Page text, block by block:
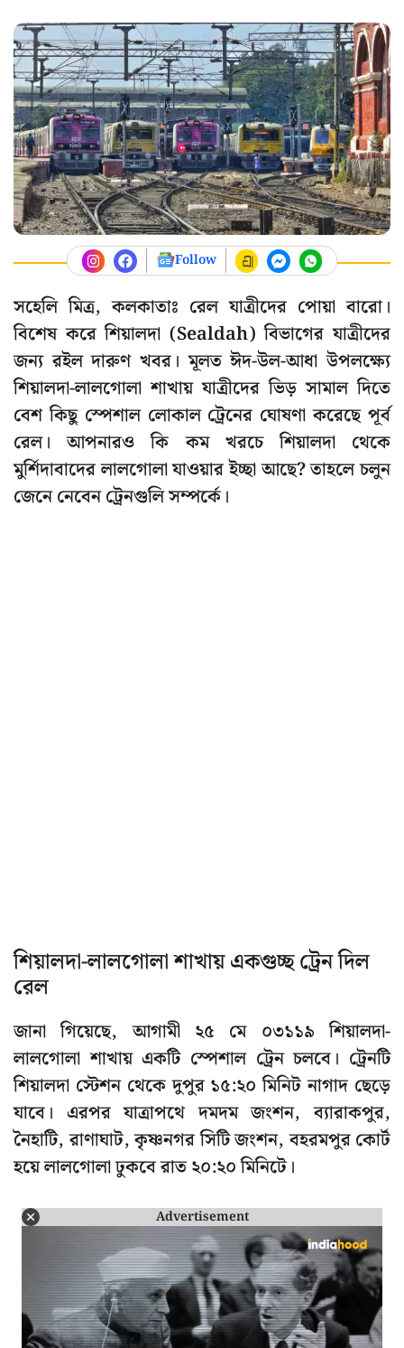
Follow
সহেলি মিত্র, কলকাতাঃ রেল যাত্রীদের পোয়া বারো।
বিশেষ করে শিয়ালদা (Sealdah) বিভাগের যাত্রীদের
জন্য রইল দারুণ খবর। মূলত ঈদ-উল-আধা উপলক্ষ্যে
শিয়ালদা-লালগোলা শাখায় যাত্রীদের ভিড় সামাল দিতে
বেশ কিছু স্পেশাল লোকাল ট্রেনের ঘোষণা করেছে পূর্ব
রেল। আপনারও কি কম খরচে শিয়ালদা থেকে
মুর্শিদাবাদের লালগোলা যাওয়ার ইচ্ছা আছে? তাহলে চলুন
জেনে নেবেন ট্রেনগুলি সম্পর্কে।
শিয়ালদা-লালগোলা শাখায় একগুচ্ছ ট্রেন দিল
রেল
জানা গিয়েছে, আগামী ২৫ মে ০৩১১৯ শিয়ালদা-
লালগোলা শাখায় একটি স্পেশাল ট্রেন চলবে। ট্রেনটি
শিয়ালদা স্টেশন থেকে দুপুর ১৫:২০ মিনিট নাগাদ ছেড়ে
যাবে। এরপর যাত্রাপথে দমদম জংশন, ব্যারাকপুর,
নৈহাটি, রাণাঘাট, কৃষ্ণনগর সিটি জংশন, বহরমপুর কোর্ট
হয়ে লালগোলা ঢুকবে রাত ২০:২০ মিনিটে।
Advertisement